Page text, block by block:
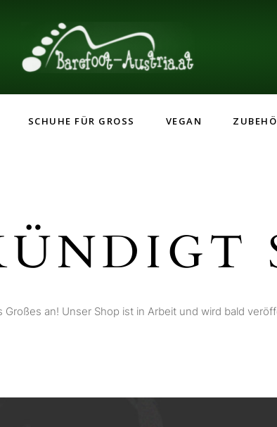
SCHUHE FÜR GROSS VEGAN
Großes an! Unser Shop ist in Arbeit und wird bald